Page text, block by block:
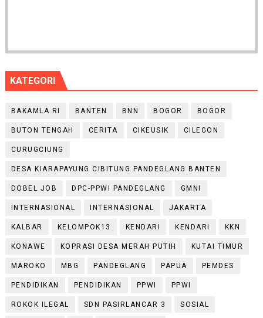
KATEGORI
BAKAMLA RI BANTEN BNN BOGOR BOGOR
BUTON TENGAH CERITA CIKEUSIK CILEGON
CURUGCIUNG
DESA KIARAPAYUNG CIBITUNG PANDEGLANG BANTEN
DOBEL JOB DPC-PPWI PANDEGLANG GMNI
INTERNASIONAL INTERNASIONAL JAKARTA
KALBAR KELOMPOK13 KENDARI KENDARI KKN
KONAWE KOPRASI DESA MERAH PUTIH KUTAI TIMUR
MAROKO MBG PANDEGLANG PAPUA PEMDES
PENDIDIKAN PENDIDIKAN PPWI PPWI
ROKOK ILEGAL SDN PASIRLANCAR 3 SOSIAL